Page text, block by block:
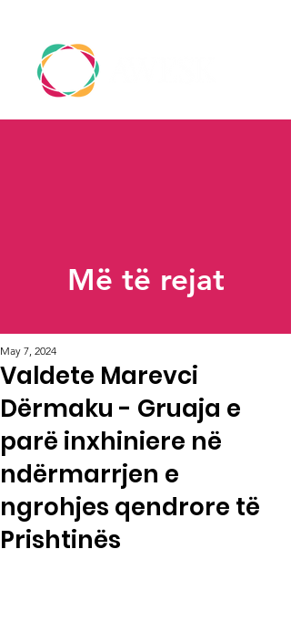
Më të rejat
Valdete Marevci
Dërmaku - Gruaja e
parë inxhiniere në
ndërmarrjen e
ngrohjes qendrore të
Prishtinës
May 7, 2024